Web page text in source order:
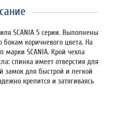
SCANIA 5 серии. Выполнены
коричневого цвета. На
марки SCANIA. Крой чехла
спинка имеет отверстия для
замок для быстрой и легкой
крепится и затягиваясь